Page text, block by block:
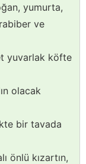
yumurta,
ve
yuvarlak köfte
olacak
bir tavada
önlü kızartın,